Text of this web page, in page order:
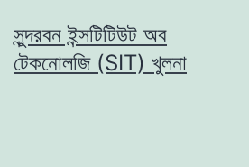
to
content
সুন্দরবন ইন্সটিটিউট অব
টেকনোলজি (SIT) খুলনা